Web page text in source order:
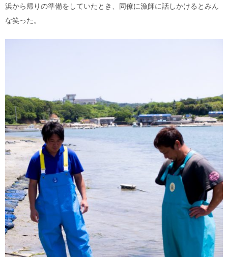
浜から帰りの準備をしていたとき、同僚に漁師に話しかけるとみん
な笑った。